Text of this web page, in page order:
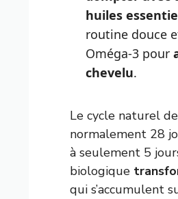
huiles
routine douce
Oméga-3 pour
chevelu.
Le cycle naturel
normalement 28
à seulement 5
biologique
qui s’accumulent